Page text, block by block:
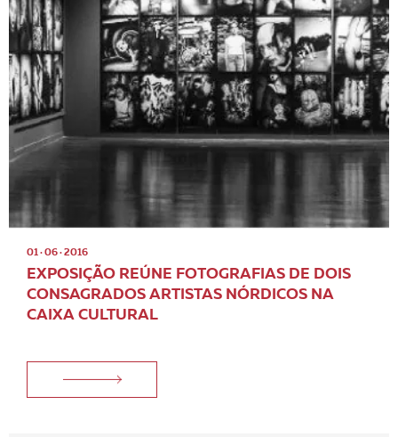
01 · 06 · 2016
EXPOSIÇÃO REÚNE FOTOGRAFIAS DE DOIS
CONSAGRADOS ARTISTAS NÓRDICOS NA
CAIXA CULTURAL